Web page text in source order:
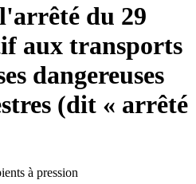
du 29
aux transports
dangereuses
(dit « arrêté
à pression